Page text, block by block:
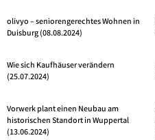
olivyo – seniorengerechtes Wohnen in
Duisburg (08.08.2024)
Wie sich Kaufhäuser verändern
(25.07.2024)
Vorwerk plant einen Neubau am
historischen Standort in Wuppertal
(13.06.2024)